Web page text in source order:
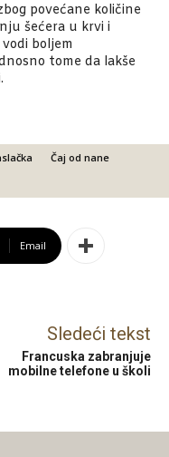
povećane količine
šećera u krvi i
boljem
tome da lakše
Čaj od nane
Email
Sledeći tekst
Francuska zabranjuje
mobilne telefone u školi